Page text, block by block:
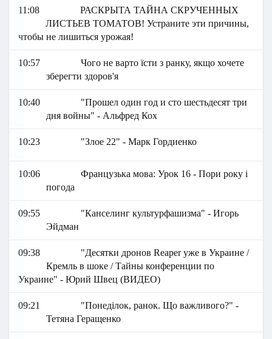
11:08
РАСКРЫТА ТАЙНА СКРУЧЕННЫХ
ЛИСТЬЕВ ТОМАТОВ! Устраните эти причины,
чтобы не лишиться урожая!
10:57
Чого не варто їсти з ранку, якщо хочете
зберегти здоров'я
10:40
"Прошел один год и сто шестьдесят три
дня войны" - Альфред Кох
10:23 "Злое 22" - Марк Гордиенко
10:06
Французька мова: Урок 16 - Пори року і
погода
09:55
"Канселинг культурфашизма" - Игорь
Эйдман
09:38
"Десятки дронов Reaper уже в Украине /
Кремль в шоке / Тайны конференции по
Украине" - Юрий Швец (ВИДЕО)
09:21
"Понеділок, ранок. Що важливого?" -
Тетяна Геращенко